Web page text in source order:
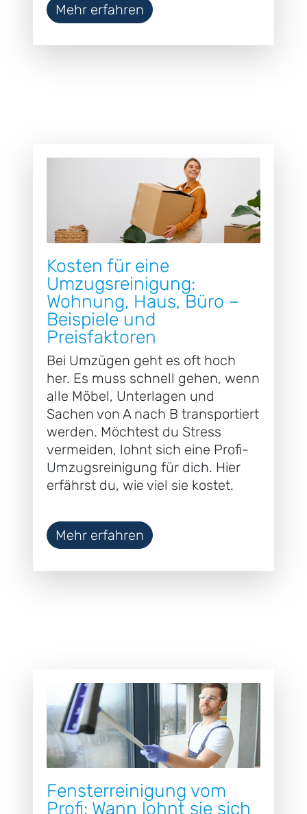
Mehr erfahren
Kosten für eine
Umzugsreinigung:
Wohnung, Haus, Büro –
Beispiele und
Preisfaktoren
Bei Umzügen geht es oft hoch
her. Es muss schnell gehen, wenn
alle Möbel, Unterlagen und
Sachen von A nach B transportiert
werden. Möchtest du Stress
vermeiden, lohnt sich eine Profi-
Umzugsreinigung für dich. Hier
erfährst du, wie viel sie kostet.
Mehr erfahren
Fensterreinigung vom
Profi: Wann lohnt sie sich